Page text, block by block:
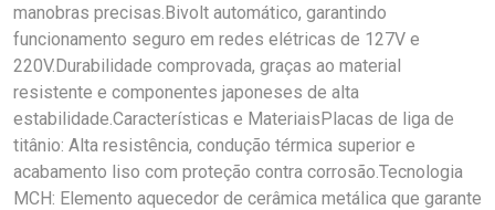
manobras precisas.Bivolt automático, garantindo
funcionamento seguro em redes elétricas de 127V e
220V.Durabilidade comprovada, graças ao material
resistente e componentes japoneses de alta
estabilidade.Características e MateriaisPlacas de liga de
titânio: Alta resistência, condução térmica superior e
acabamento liso com proteção contra corrosão.Tecnologia
MCH: Elemento aquecedor de cerâmica metálica que garante